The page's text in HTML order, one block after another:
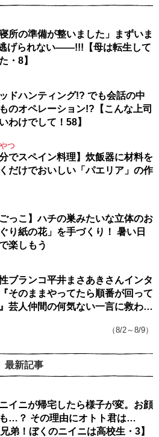
寝所の準備が整いました」まずいま
げられない――!!!【母は転生して
・8】
ドハンティング!? でも会話の中
のオペレーション!?【こんな上司
わけでして！58】
つ
分でスペイン料理】炊飯器に材料を
だけでおいしい「パエリア」の作
ごっこ】ハチの巣みたいな立体のお
り紙の花」を手づくり！ 暑い日
楽しもう
ブランコ平井まさあきさんインタ
そのままやってたら順番が回って
芸人仲間の何気ない一言に救われ
（8/2～8/9）
最新記事
イニが帰宅したら様子が変。お顔
…？ その理由にオトト君は…
兄弟！ぼくのニイニは高校生・3】